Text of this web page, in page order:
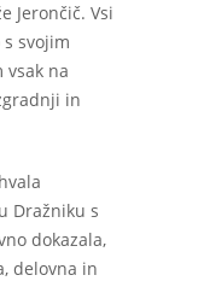
Jerončič. Vsi
svojim
na
in
Dražniku s
dokazala,
delovna in